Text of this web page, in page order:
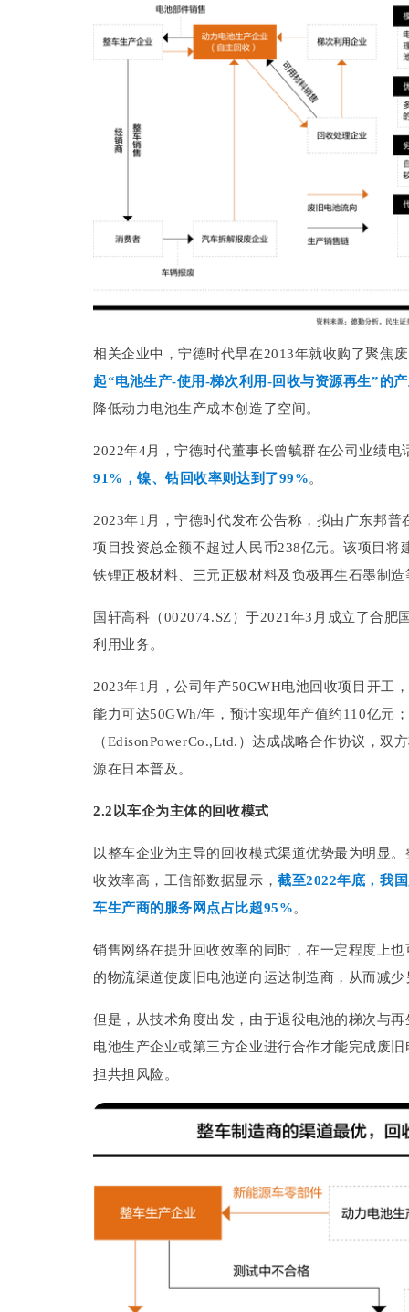
相关企业中，宁德时代早在2013年就收购了聚焦
起“电池生产-使用-梯次利用-回收与资源再生”的
降低动力电池生产成本创造了空间。
2022年4月，宁德时代董事长曾毓群在公司业绩电
91%，镍、钴回收率则达到了99%。
2023年1月，宁德时代发布公告称，拟由广东邦
项目投资总金额不超过人民币238亿元。该项目
铁锂正极材料、三元正极材料及负极再生石墨制
国轩高科（002074.SZ）于2021年3月成立了合
利用业务。
2023年1月，公司年产50GWH电池回收项目开工
能力可达50GWh/年，预计实现年产值约110亿元
（EdisonPowerCo.,Ltd.）达成战略合作协议，双
源在日本普及。
2.2以车企为主体的回收模式
以整车企业为主导的回收模式渠道优势最为明显
收效率高，工信部数据显示，截至2022年底，我
车生产商的服务网点占比超95%。
销售网络在提升回收效率的同时，在一定程度上
的物流渠道使废旧电池逆向运达制造商，从而减
但是，从技术角度出发，由于退役电池的梯次与
电池生产企业或第三方企业进行合作才能完成废
担共担风险。